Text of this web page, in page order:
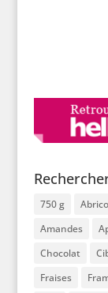
750 g
Amandes
Chocolat
Fraises